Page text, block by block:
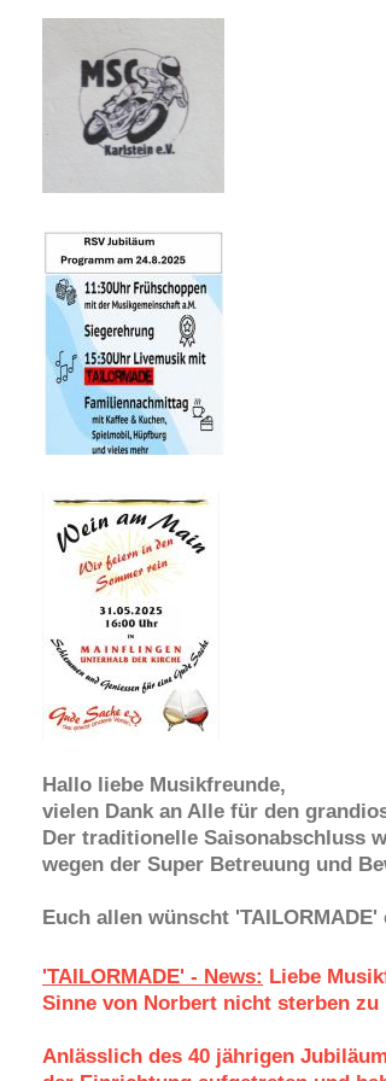
Hallo liebe Musikfreunde,
vielen Dank an Alle für den
Der traditionelle Saisonabschluss
wegen der Super Betreuung und
Euch allen wünscht
'TAILORMADE' - News: Liebe
Sinne von Norbert nicht sterben zu
Anlässlich des 40 jährigen